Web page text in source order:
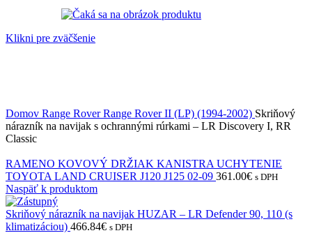
Klikni pre zväčšenie
Domov Range RoverRange Rover II (LP) (1994-2002) Skriňový
nárazník na navijak s ochrannými rúrkami – LR Discovery I, RR
Classic
RAMENO KOVOVÝ DRŽIAK KANISTRA UCHYTENIE
TOYOTA LAND CRUISER J120 J125 02-09 361.00€ s DPH
Naspäť k produktom
Skriňový nárazník na navijak HUZAR – LR Defender 90, 110 (s
klimatizáciou) 466.84€ s DPH